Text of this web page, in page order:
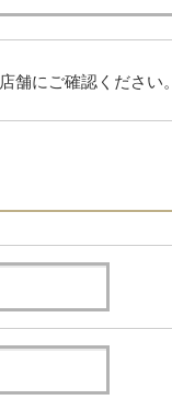
舗にご確認ください。